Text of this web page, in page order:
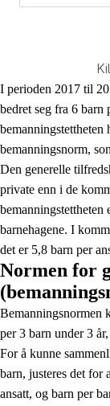
End of interactive
I perioden 2017 til
bedret seg fra 6 barn
bemanningstettheten
bemanningsnorm,
Den generelle
private enn i de
bemanningstettheten
barnehagene. I
det er 5,8 barn per
Normen for
Bemanningsnormen
per 3 barn under 3
For å kunne
barn, justeres det for
ansatt, og barn per